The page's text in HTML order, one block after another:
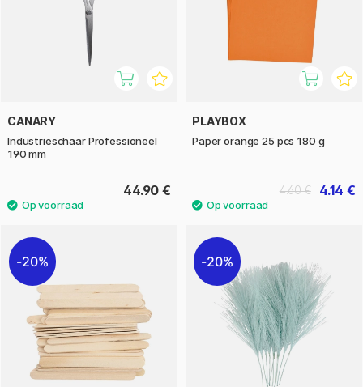
CANARY
Industrieschaar Professioneel
190 mm
44.90 €
PLAYBOX
Paper orange 25 pcs 180 g
4.14 €
4.60 €
20% 20%